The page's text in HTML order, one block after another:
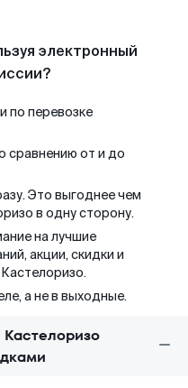
электронный
по перевозке
сравнению от и до
Это выгоднее чем
в одну сторону.
на лучшие
акции, скидки и
а не в выходные.